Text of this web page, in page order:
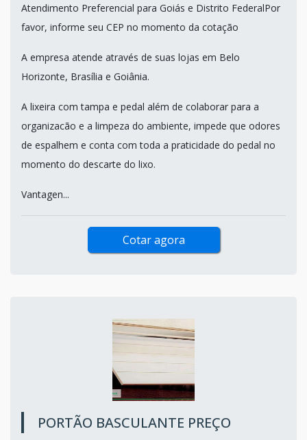
Atendimento Preferencial para Goiás e Distrito FederalPor
favor, informe seu CEP no momento da cotação
A empresa atende através de suas lojas em Belo
Horizonte, Brasília e Goiânia.
A lixeira com tampa e pedal além de colaborar para a
organizacão e a limpeza do ambiente, impede que odores
de espalhem e conta com toda a praticidade do pedal no
momento do descarte do lixo.
Vantagen...
Cotar agora
PORTÃO BASCULANTE PREÇO